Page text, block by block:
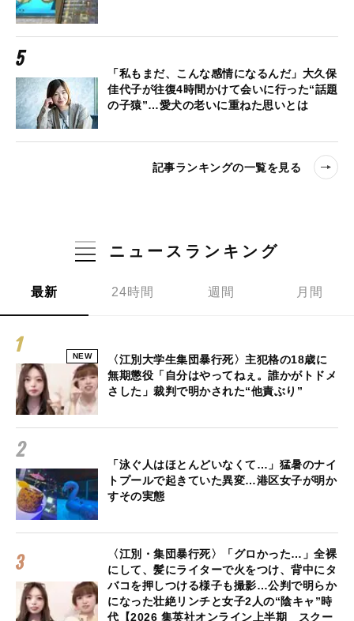
「私もまだ、こんな感情になるんだ」大久保
佳代子が往復4時間かけて会いに行った“話題
の子猿”…愛犬の老いに重ねた思いとは
記事ランキングの一覧を見る
ニュースランキング
最新 24時間 週間 月間
NEW
〈江別大学生集団暴行死〉主犯格の18歳に
無期懲役「自分はやってねぇ。誰かがトドメ
さした」裁判で明かされた“他責ぶり”
「泳ぐ人はほとんどいなくて…」猛暑のナイ
トプールで起きていた異変…港区女子が明か
すその実態
〈江別・集団暴行死〉「グロかった…」全裸
にして、髪にライターで火をつけ、背中にタ
バコを押しつける様子も撮影…公判で明らか
になった壮絶リンチと女子2人の“陰キャ”時
代【2026 集英社オンライン上半期 スクー